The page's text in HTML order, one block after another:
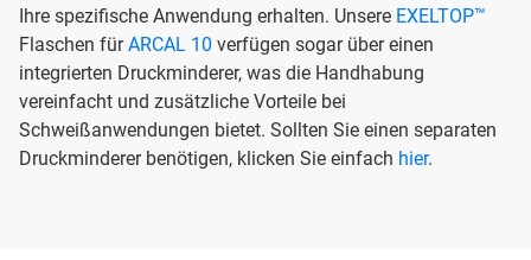
Ihre spezifische Anwendung erhalten. Unsere EXELTOP™
Flaschen fürARCAL 10 verfügen sogar über einen
integrierten Druckminderer, was die Handhabung
vereinfacht und zusätzliche Vorteile bei
Schweißanwendungen bietet. Sollten Sie einen separaten
Druckminderer benötigen, klicken Sie einfach hier.